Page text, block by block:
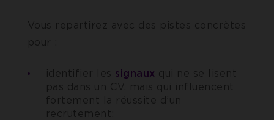
Vous repartirez avec des pistes concrètes
pour :
identifier les signaux qui ne se lisent
pas dans un CV, mais qui influencent
fortement la réussite d’un
recrutement;